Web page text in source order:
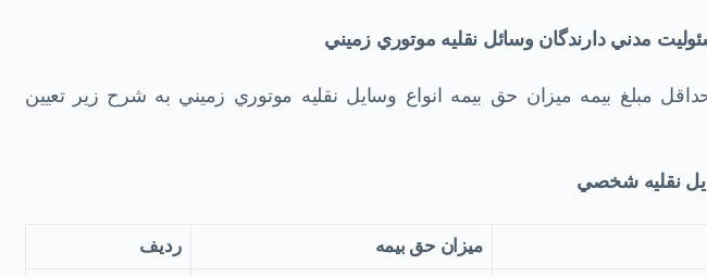
مدني دارندگان وسائل نقليه موتوري زميني
مبلغ بيمه ميزان حق بيمه انواع وسايل نقليه موتوري زميني به شرح زير تعيين
نقليه شخصي
ميزان حق بيمه ردیف